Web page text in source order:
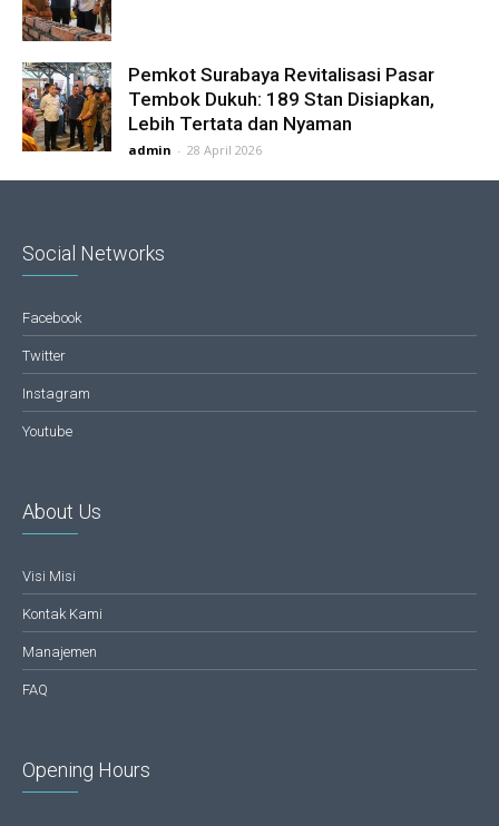
Pemkot Surabaya Revitalisasi Pasar
Tembok Dukuh: 189 Stan Disiapkan,
Lebih Tertata dan Nyaman
admin - 28 April 2026
Social Networks
Facebook
Twitter
Instagram
Youtube
About Us
Visi Misi
Kontak Kami
Manajemen
FAQ
Opening Hours